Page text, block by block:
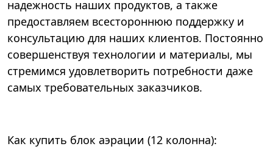
надежность наших продуктов, а также
предоставляем всестороннюю поддержку и
консультацию для наших клиентов. Постоянно
совершенствуя технологии и материалы, мы
стремимся удовлетворить потребности даже
самых требовательных заказчиков.
Как купить блок аэрации (12 колонна):